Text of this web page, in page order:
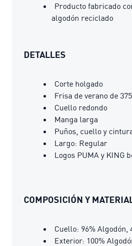
Producto fabricado
algodón reciclado
DETALLES
Corte holgado
Frisa de verano de
Cuello redondo
Manga larga
Puños, cuello y
Largo: Regular
Logos PUMA y KING
COMPOSICIÓN Y
Cuello: 96% Algodón,
Exterior: 100%